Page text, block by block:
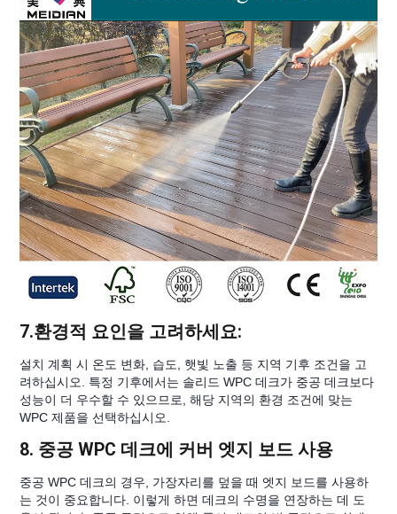
7.환경적 요인을 고려하세요:
설치 계획 시 온도 변화, 습도, 햇빛 노출 등 지역 기후 조건을 고
려하십시오. 특정 기후에서는 솔리드 WPC 데크가 중공 데크보다
성능이 더 우수할 수 있으므로, 해당 지역의 환경 조건에 맞는
WPC 제품을 선택하십시오.
8. 중공 WPC 데크에 커버 엣지 보드 사용
중공 WPC 데크의 경우, 가장자리를 덮을 때 엣지 보드를 사용하
는 것이 중요합니다. 이렇게 하면 데크의 수명을 연장하는 데 도